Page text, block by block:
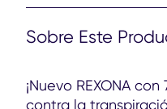
Sobre Este
¡Nuevo REXONA
contra la